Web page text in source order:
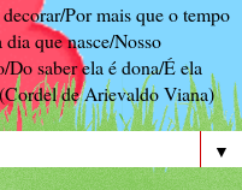
Por mais que o tempo
que nasce/Nosso
Do saber ela é dona/É ela
de Arievaldo Viana)
▼